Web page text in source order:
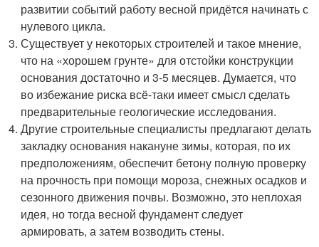
развитии событий работу весной придётся начинать с
нулевого цикла.
Существует у некоторых строителей и такое мнение,
что на «хорошем грунте» для отстойки конструкции
основания достаточно и 3-5 месяцев. Думается, что
во избежание риска всё-таки имеет смысл сделать
предварительные геологические исследования.
Другие строительные специалисты предлагают делать
закладку основания накануне зимы, которая, по их
предположениям, обеспечит бетону полную проверку
на прочность при помощи мороза, снежных осадков и
сезонного движения почвы. Возможно, это неплохая
идея, но тогда весной фундамент следует
армировать, а затем возводить стены.